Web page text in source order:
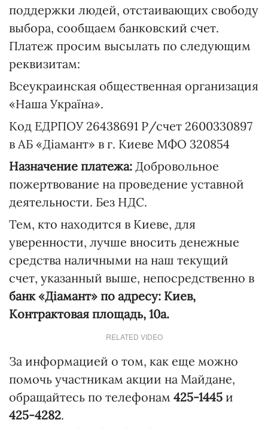
поддержки людей, отстаивающих свободу
выбора, сообщаем банковский счет.
Платеж просим высылать по следующим
реквизитам:
Всеукраинская общественная организация
«Наша Україна».
Код ЕДРПОУ 26438691 Р/счет 2600330897
в АБ «Діамант» в г. Киеве МФО 320854
Назначение платежа: Добровольное
пожертвование на проведение уставной
деятельности. Без НДС.
Тем, кто находится в Киеве, для
уверенности, лучше вносить денежные
средства наличными на наш текущий
счет, указанный выше, непосредственно в
банк «Діамант» по адресу: Киев,
Контрактовая площадь, 10а.
RELATED VIDEO
За информацией о том, как еще можно
помочь участникам акции на Майдане,
обращайтесь по телефонам 425-1445 и
425-4282.